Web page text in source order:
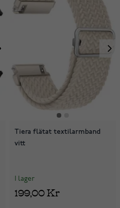
Tiera flätat textilarmband
vitt
I lager
199,00 Kr